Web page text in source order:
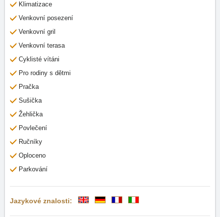
Klimatizace
Venkovní posezení
Venkovní gril
Venkovní terasa
Cyklisté vítáni
Pro rodiny s dětmi
Pračka
Sušička
Žehlička
Povlečení
Ručníky
Oploceno
Parkování
Jazykové znalosti: